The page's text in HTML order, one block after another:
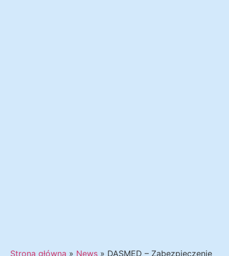
Strona główna » News » DASMED – Zabezpieczenie